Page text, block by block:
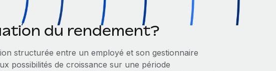
du rendement?
structurée entre un employé et son gestionnaire
possibilités de croissance sur une période